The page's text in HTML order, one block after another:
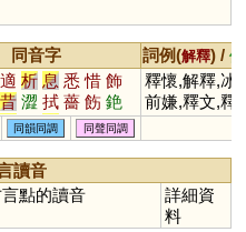
同音字 詞例(解釋) /
適 析 息 悉 惜 飾
昔 澀 拭 薔 飭 銫
嗇 栻 奭 蟋 衋 皙
襫 菥 骰 醳 腊 舄
緆 螅 蒠 瘜 濇 蕮
獡 棤 烒 焟 晹 蜤
釋懷,解釋,冰
前嫌,釋文,釋
迦,釋疑,釋放,
釋例,保釋,稀
釋,如釋重負,
不釋卷
同韻同調 同聲同調
讀音
點的讀音
詳細資
料